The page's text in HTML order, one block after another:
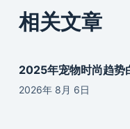
相关文章
2025年宠物时尚趋势
2026年 8月 6日